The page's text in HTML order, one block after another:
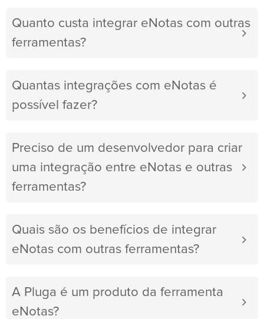
Quanto custa integrar eNotas com outras
ferramentas?
Quantas integrações com eNotas é
possível fazer?
Preciso de um desenvolvedor para criar
uma integração entre eNotas e outras
ferramentas?
Quais são os benefícios de integrar
eNotas com outras ferramentas?
A Pluga é um produto da ferramenta
eNotas?